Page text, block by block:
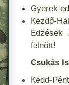
Gyerek
Kezdő-
Edzések
felnőtt!
Csukás
Kedd-